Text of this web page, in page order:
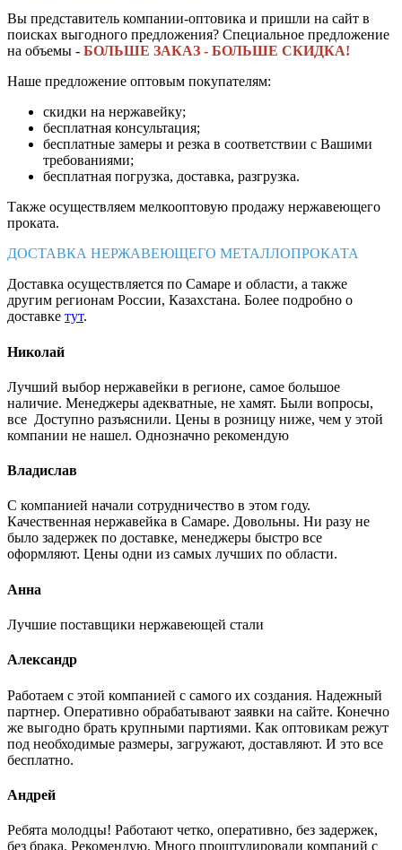
Вы представитель компании-оптовика и пришли на сайт в
поисках выгодного предложения? Специальное предложение
на объемы - БОЛЬШЕ ЗАКАЗ - БОЛЬШЕ СКИДКА!
Наше предложение оптовым покупателям:
скидки на нержавейку;
бесплатная консультация;
бесплатные замеры и резка в соответствии с Вашими
требованиями;
бесплатная погрузка, доставка, разгрузка.
Также осуществляем мелкооптовую продажу нержавеющего
проката.
ДОСТАВКА НЕРЖАВЕЮЩЕГО МЕТАЛЛОПРОКАТА
Доставка осуществляется по Самаре и области, а также
другим регионам России, Казахстана. Более подробно о
доставке тут.
Николай
Лучший выбор нержавейки в регионе, самое большое
наличие. Менеджеры адекватные, не хамят. Были вопросы,
все Доступно разъяснили. Цены в розницу ниже, чем у этой
компании не нашел. Однозначно рекомендую
Владислав
С компанией начали сотрудничество в этом году.
Качественная нержавейка в Самаре. Довольны. Ни разу не
было задержек по доставке, менеджеры быстро все
оформляют. Цены одни из самых лучших по области.
Анна
Лучшие поставщики нержавеющей стали
Александр
Работаем с этой компанией с самого их создания. Надежный
партнер. Оперативно обрабатывают заявки на сайте. Конечно
же выгодно брать крупными партиями. Как оптовикам режут
под необходимые размеры, загружают, доставляют. И это все
бесплатно.
Андрей
Ребята молодцы! Работают четко, оперативно, без задержек,
без брака. Рекомендую. Много проштудировали компаний с